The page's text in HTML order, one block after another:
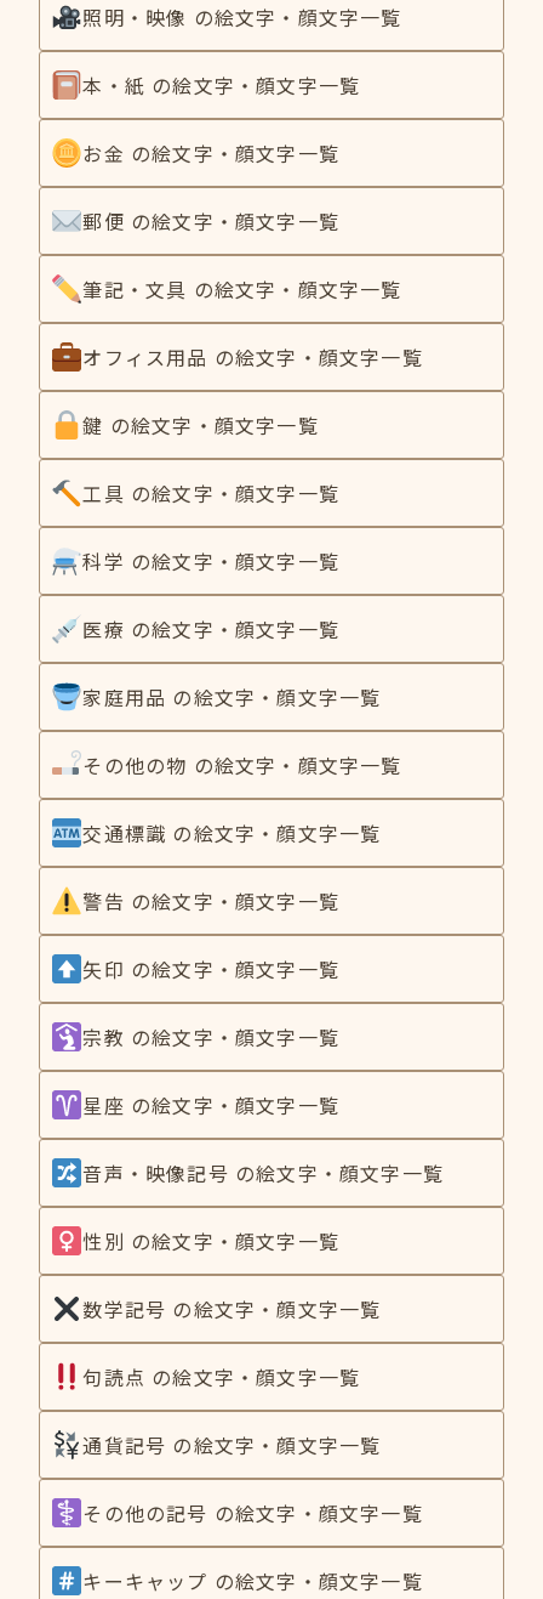
照明・映像 の絵文字・顔文字一覧
本・紙 の絵文字・顔文字一覧
お金 の絵文字・顔文字一覧
郵便 の絵文字・顔文字一覧
筆記・文具 の絵文字・顔文字一覧
オフィス用品 の絵文字・顔文字一覧
鍵 の絵文字・顔文字一覧
工具 の絵文字・顔文字一覧
科学 の絵文字・顔文字一覧
医療 の絵文字・顔文字一覧
家庭用品 の絵文字・顔文字一覧
その他の物 の絵文字・顔文字一覧
交通標識 の絵文字・顔文字一覧
警告 の絵文字・顔文字一覧
矢印 の絵文字・顔文字一覧
宗教 の絵文字・顔文字一覧
星座 の絵文字・顔文字一覧
音声・映像記号 の絵文字・顔文字一覧
性別 の絵文字・顔文字一覧
数学記号 の絵文字・顔文字一覧
句読点 の絵文字・顔文字一覧
通貨記号 の絵文字・顔文字一覧
その他の記号 の絵文字・顔文字一覧
キーキャップ の絵文字・顔文字一覧